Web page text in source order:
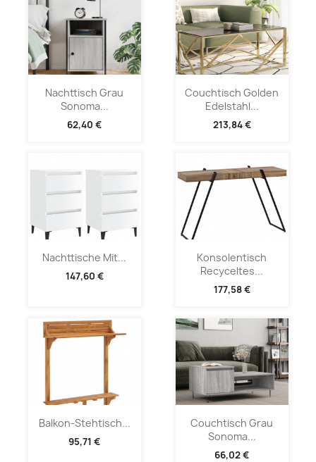
Nachttisch Grau
Sonoma...
62,40 €
Couchtisch Golden
Edelstahl...
213,84 €
Nachttische Mit...
147,60 €
Konsolentisch
Recyceltes...
177,58 €
Balkon-Stehtisch...
95,71 €
Couchtisch Grau
Sonoma...
66,02 €